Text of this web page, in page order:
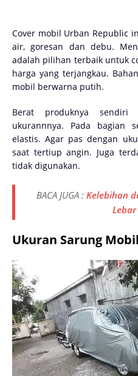
Cover mobil Urban Republic
air, goresan dan debu.
adalah pilihan terbaik untuk
harga yang terjangkau.
mobil berwarna putih.
Berat produknya
ukurannnya. Pada bagian
elastis. Agar pas dengan
saat tertiup angin. Juga
tidak digunakan.
BACA JUGA : Kelebihan
Ukuran Sarung